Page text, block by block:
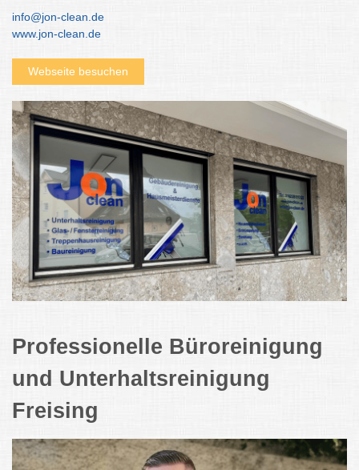
info@jon-clean.de
www.jon-clean.de
Webseite besuchen
Professionelle Büroreinigung
und Unterhaltsreinigung
Freising